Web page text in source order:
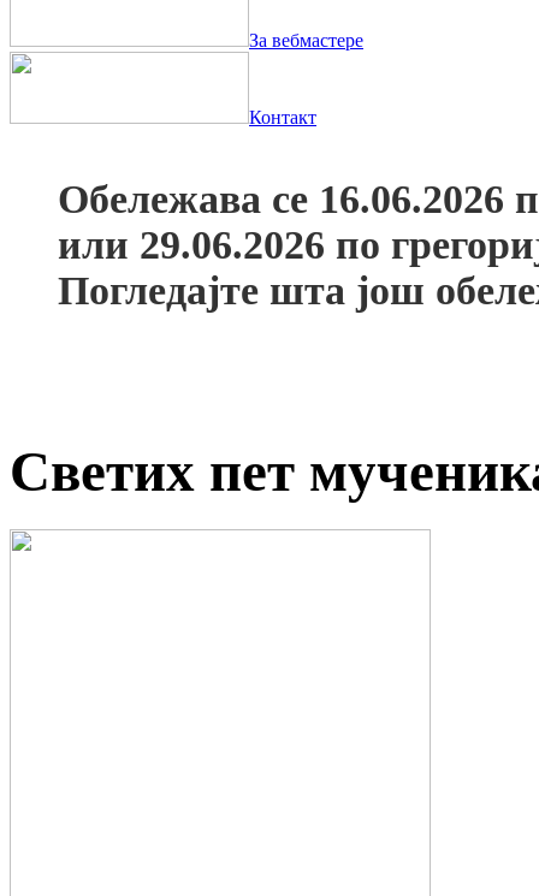
За вебмастере
Контакт
Обележава се 16.06.2026
или 29.06.2026 по
Погледајте шта још
Светих пет